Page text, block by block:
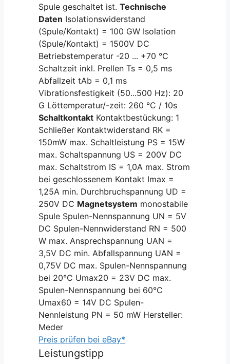
Spule geschaltet ist.Technische
Daten Isolationswiderstand
(Spule/Kontakt) = 100 GW Isolation
(Spule/Kontakt) = 1500V DC
Betriebstemperatur -20 ... +70 °C
Schaltzeit inkl. Prellen Ts = 0,5 ms
Abfallzeit tAb = 0,1 ms
Vibrationsfestigkeit (50...500 Hz): 20
G Löttemperatur/-zeit: 260 °C / 10s
Schaltkontakt Kontaktbestückung: 1
Schließer Kontaktwiderstand RK =
150mW max. Schaltleistung PS = 15W
max. Schaltspannung US = 200V DC
max. Schaltstrom IS = 1,0A max. Strom
bei geschlossenem Kontakt Imax =
1,25A min. Durchbruchspannung UD =
250V DC Magnetsystem monostabile
Spule Spulen-Nennspannung UN = 5V
DC Spulen-Nennwiderstand RN = 500
W max. Ansprechspannung UAN =
3,5V DC min. Abfallspannung UAN =
0,75V DC max. Spulen-Nennspannung
bei 20°C Umax20 = 23V DC max.
Spulen-Nennspannung bei 60°C
Umax60 = 14V DC Spulen-
Nennleistung PN = 50 mW Hersteller:
Meder
Preis prüfen bei eBay*
Leistungstipp